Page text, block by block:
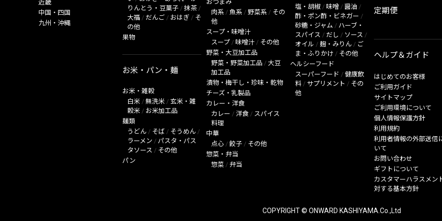
近畿
中国・四国
九州・沖縄
りんとう・豆菓子 / 抹茶 /
大福 / だんご / おはぎ / そ
の他
果物
お米・パン・麺
お米・雑穀
白米 / 無洗米 / 玄米・雑
穀米 / お米加工品
麺類
うどん / そば / そうめん /
ラーメン / パスタ・パス
タソース / その他
パン
おつまみ
肉系 / 魚系 / 野菜系 / その
他
スープ・味噌汁
スープ / 味噌汁 / その他
野菜・大豆加工品
野菜・野菜加工品 / 大豆
加工品
漬物・梅干し・珍味・乾物
チーズ・乳製品
カレー・洋食
カレー / 洋食 / スパイス
料理
中華
点心 / 餃子 / その他
惣菜・弁当
惣菜 / 弁当
塩・胡椒 / 味噌 / 醤油 /
酢・ポン酢・ビネガー /
砂糖・ジャム / ハーブ・
スパイス / だし / ソース /
オイル / 麹・みりん / ご
ま・ふりかけ / その他
ヘルシーフード
スーパーフード / 健康飲
料 / サプリメント / その
他
定期便
ヘルプ＆ガイド
はじめてのお客様
ご利用ガイド
サイトマップ
ご利用環境について
個人情報保護方針
利用規約
利用者情報の外部送信
いて
お問い合わせ
ギフトについて
カスタマーハラスメン
対する基本方針
COPYRIGHT © ONWARD KASHIYAMA.Co.,Ltd